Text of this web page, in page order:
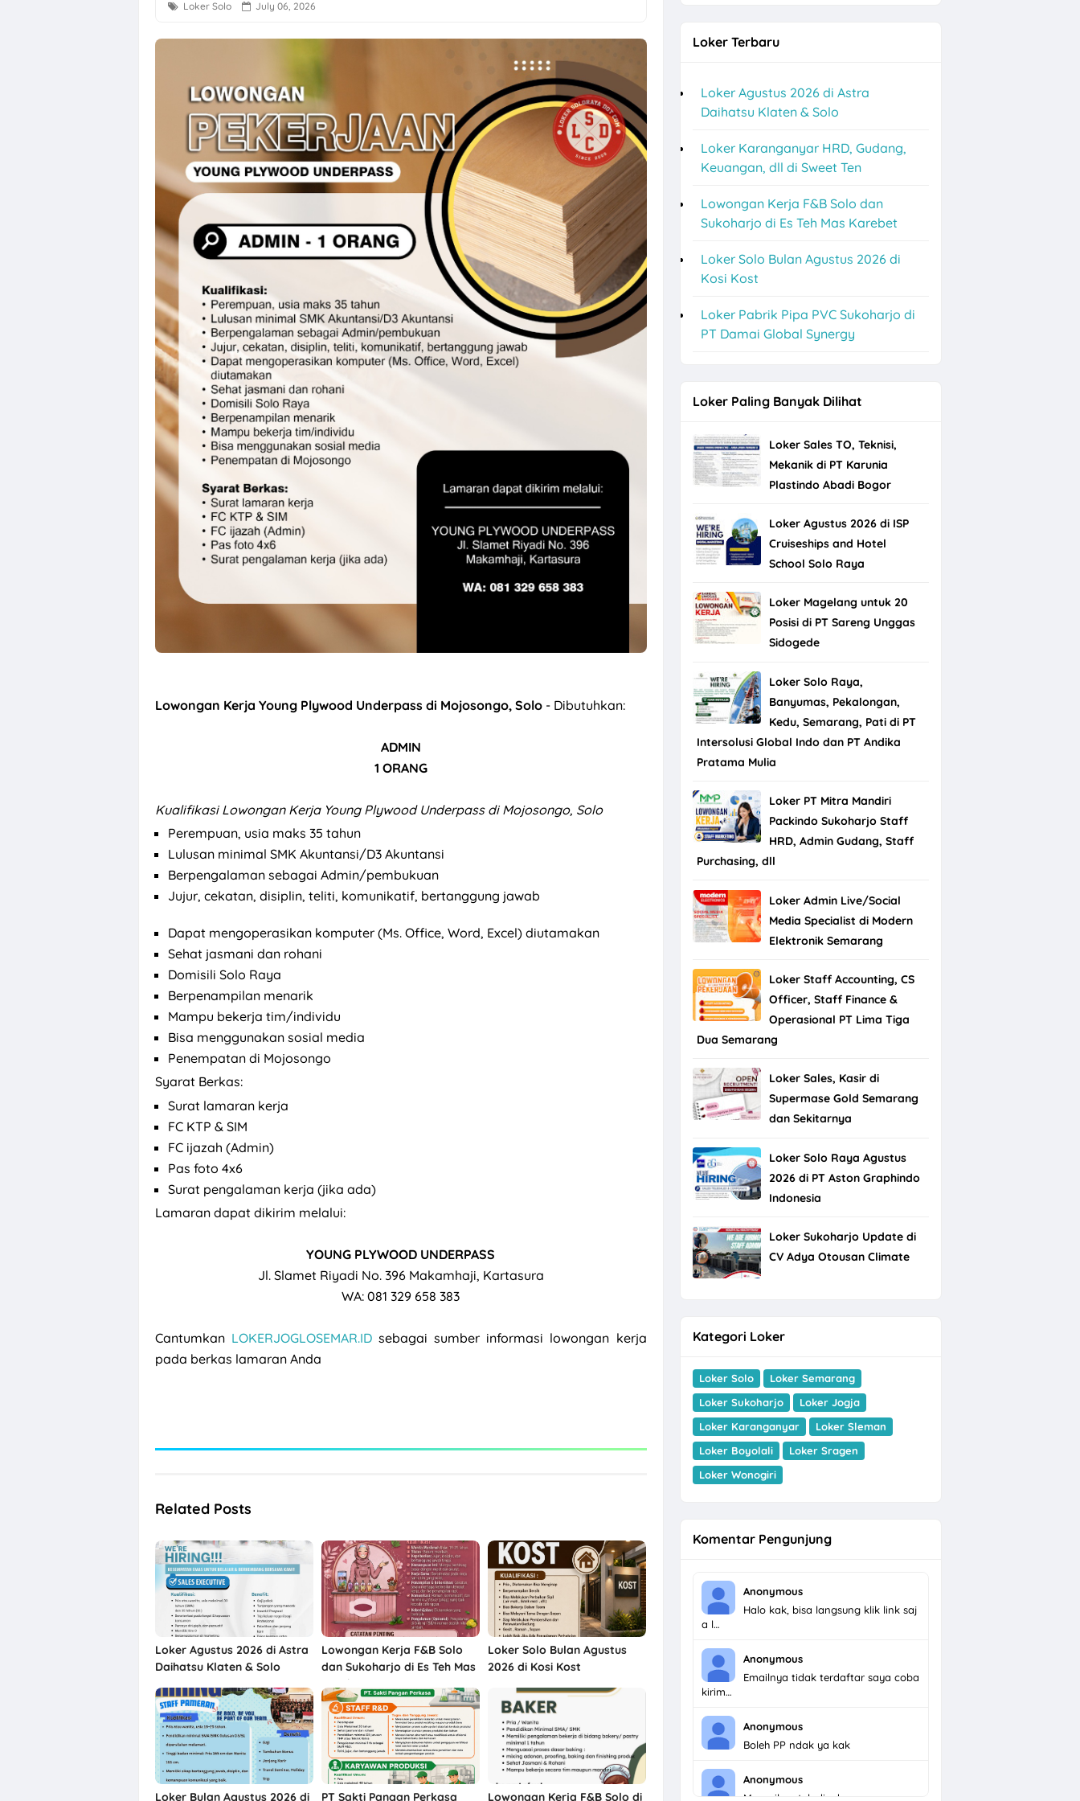
Loker Jogja Arsitek Frontline di CV Mulia Arkonindo
Loker Solo Raya Finance Administrator, Bagian Umum, dll di PT Anugrah Vindo Abadi
Loker Pabrik Sukoharjo Terbaru di CV Bunga Bakung Plastik
Loker Marketing SPV, Sales Retention Officer, Sales Marketing Officer di PT Mega Finance Solo
Loker Next Resources Partner Sukoharjo dan Sekitarnya untuk 4 Posisi
Lowongan Kerja Sales Semarang di Aura Praba Pro
Loker Solo Sales Grandmax dan Sales Taking Order di PT Artaboga Cemerlang
Loker Perusahaan Kontraktor di Semarang Bulan Agustus 2026
Kantor JITU/PONO di Solo Hiring Driver Pribadi
Loker Staff Accounting, Operator Rafia, dll di PT Langgeng Nusantara Plastik Karanganyar
Loker Agustus 2026 di Astra Daihatsu Klaten & Solo
Loker Solo July 06, 2026
Lowongan Kerja Young Plywood Underpass di Mojosongo, Solo - Dibutuhkan:
ADMIN
1 ORANG
Kualifikasi Lowongan Kerja Young Plywood Underpass di Mojosongo, Solo
Perempuan, usia maks 35 tahun
Lulusan minimal SMK Akuntansi/D3 Akuntansi
Berpengalaman sebagai Admin/pembukuan
Jujur, cekatan, disiplin, teliti, komunikatif, bertanggung jawab
Dapat mengoperasikan komputer (Ms. Office, Word, Excel) diutamakan
Sehat jasmani dan rohani
Domisili Solo Raya
Berpenampilan menarik
Mampu bekerja tim/individu
Bisa menggunakan sosial media
Penempatan di Mojosongo
Syarat Berkas:
Surat lamaran kerja
FC KTP & SIM
FC ijazah (Admin)
Pas foto 4x6
Surat pengalaman kerja (jika ada)
Lamaran dapat dikirim melalui:
YOUNG PLYWOOD UNDERPASS
Jl. Slamet Riyadi No. 396 Makamhaji, Kartasura
WA: 081 329 658 383
Cantumkan LOKERJOGLOSEMAR.ID sebagai sumber informasi lowongan kerja
pada berkas lamaran Anda
Related Posts
Loker Agustus 2026 di Astra
Daihatsu Klaten & Solo
Lowongan Kerja F&B Solo
dan Sukoharjo di Es Teh Mas
Karebet
Loker Solo Bulan Agustus
2026 di Kosi Kost
Loker Bulan Agustus 2026 di PT Sakti Pangan Perkasa Lowongan Kerja F&B Solo di
Loker Terbaru
Loker Agustus 2026 di Astra
Daihatsu Klaten & Solo
Loker Karanganyar HRD, Gudang,
Keuangan, dll di Sweet Ten
Lowongan Kerja F&B Solo dan
Sukoharjo di Es Teh Mas Karebet
Loker Solo Bulan Agustus 2026 di
Kosi Kost
Loker Pabrik Pipa PVC Sukoharjo di
PT Damai Global Synergy
Loker Paling Banyak Dilihat
Loker Sales TO, Teknisi,
Mekanik di PT Karunia
Plastindo Abadi Bogor
Loker Agustus 2026 di ISP
Cruiseships and Hotel
School Solo Raya
Loker Magelang untuk 20
Posisi di PT Sareng Unggas
Sidogede
Loker Solo Raya,
Banyumas, Pekalongan,
Kedu, Semarang, Pati di PT
Intersolusi Global Indo dan PT Andika
Pratama Mulia
Loker PT Mitra Mandiri
Packindo Sukoharjo Staff
HRD, Admin Gudang, Staff
Purchasing, dll
Loker Admin Live/Social
Media Specialist di Modern
Elektronik Semarang
Loker Staff Accounting, CS
Officer, Staff Finance &
Operasional PT Lima Tiga
Dua Semarang
Loker Sales, Kasir di
Supermase Gold Semarang
dan Sekitarnya
Loker Solo Raya Agustus
2026 di PT Aston Graphindo
Indonesia
Loker Sukoharjo Update di
CV Adya Otousan Climate
Kategori Loker
Loker Solo
Loker Semarang
Loker Sukoharjo
Loker Jogja
Loker Karanganyar
Loker Sleman
Loker Boyolali
Loker Sragen
Loker Wonogiri
Komentar Pengunjung
Anonymous
Halo kak, bisa langsung klik link saj
a l…
Anonymous
Emailnya tidak terdaftar saya coba
kirim…
Anonymous
Boleh PP ndak ya kak
Anonymous
Menarik untuk dicoba